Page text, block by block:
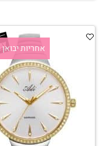
אחריות